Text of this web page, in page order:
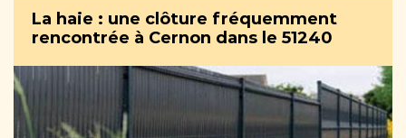
La haie : une clôture fréquemment
rencontrée à Cernon dans le 51240